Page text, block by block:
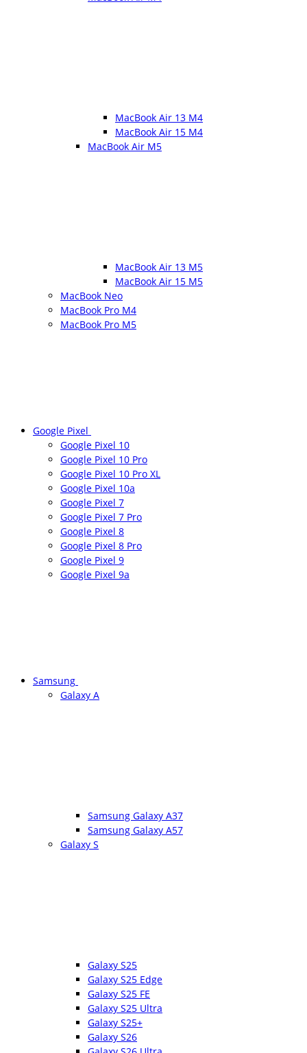
MacBook Air 13 M4
MacBook Air 15 M4
MacBook Air M5
MacBook Air 13 M5
MacBook Air 15 M5
MacBook Neo
MacBook Pro M4
MacBook Pro M5
Google Pixel
Google Pixel 10
Google Pixel 10 Pro
Google Pixel 10 Pro XL
Google Pixel 10a
Google Pixel 7
Google Pixel 7 Pro
Google Pixel 8
Google Pixel 8 Pro
Google Pixel 9
Google Pixel 9a
Samsung
Galaxy A
Samsung Galaxy A37
Samsung Galaxy A57
Galaxy S
Galaxy S25
Galaxy S25 Edge
Galaxy S25 FE
Galaxy S25 Ultra
Galaxy S25+
Galaxy S26